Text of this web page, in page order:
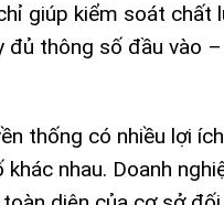
giúp kiểm soát
thông số đầu vào
thống có nhiều lợi
nhau. Doanh